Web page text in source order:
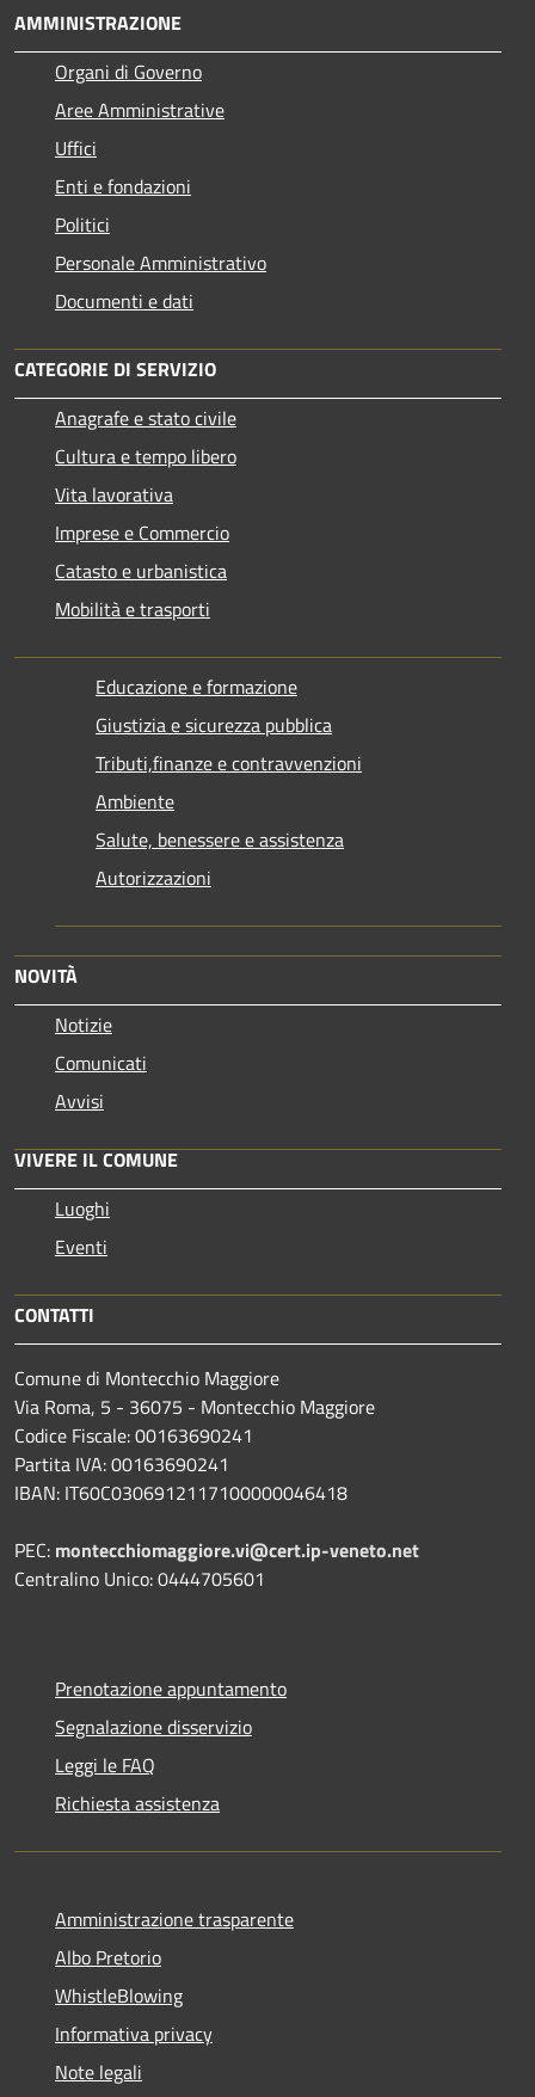
AMMINISTRAZIONE
Organi di Governo
Aree Amministrative
Uffici
Enti e fondazioni
Politici
Personale Amministrativo
Documenti e dati
CATEGORIE DI SERVIZIO
Anagrafe e stato civile
Cultura e tempo libero
Vita lavorativa
Imprese e Commercio
Catasto e urbanistica
Mobilità e trasporti
Educazione e formazione
Giustizia e sicurezza pubblica
Tributi,finanze e contravvenzioni
Ambiente
Salute, benessere e assistenza
Autorizzazioni
NOVITÀ
Notizie
Comunicati
Avvisi
VIVERE IL COMUNE
Luoghi
Eventi
CONTATTI
Comune di Montecchio Maggiore
Via Roma, 5 - 36075 - Montecchio Maggiore
Codice Fiscale: 00163690241
Partita IVA: 00163690241
IBAN: IT60C0306912117100000046418
PEC: montecchiomaggiore.vi@cert.ip-veneto.net
Centralino Unico: 0444705601
Prenotazione appuntamento
Segnalazione disservizio
Leggi le FAQ
Richiesta assistenza
Amministrazione trasparente
Albo Pretorio
WhistleBlowing
Informativa privacy
Note legali